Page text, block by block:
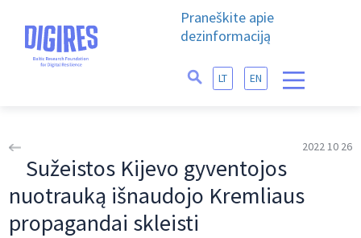
Praneškite apie
dezinformaciją
LT EN
2022 10 26
Sužeistos Kijevo gyventojos
nuotrauką išnaudojo Kremliaus
propagandai skleisti